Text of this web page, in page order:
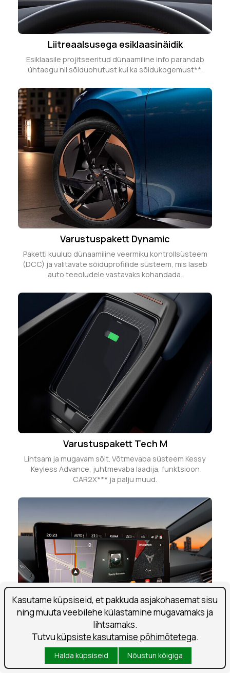
Liitreaalsusega esiklaasinäidik
Esiklaasile projitseeritud dünaamiline info parandab
ühtaegu nii sõiduohutust kui ka sõidukogemust**.
Varustuspakett Dynamic
Paketti kuulub dünaamiline veermiku kontrollsüsteem
(DCC) ja valitavate sõiduprofiilide süsteem, mis laseb
auto teeoludele vastavaks kohandada.
Varustuspakett Tech M
Lihtsam ja mugavam sõit. Võtmevaba süsteem Kessy
Keyless Advance, juhtmevaba laadija, funktsioon
CAR2X*** ja palju muud.
Varustuspaketid Pilot M ja L
Kasuta oma reisi optimeerimiseks veebipõhiseid
Kasutame küpsiseid, et pakkuda asjakohasemat sisu
ning muuta veebilehe külastamine mugavamaks ja
lihtsamaks.
Tutvuküpsiste kasutamise põhimõtetega.
Halda küpsiseid Nõustun kõigiga